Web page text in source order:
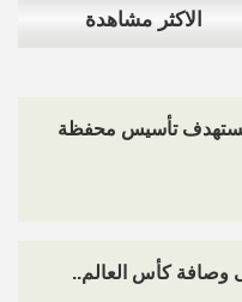
الاكثر مشاهدة
تستهدف تأسيس محفظة
وصافة كأس العالم..